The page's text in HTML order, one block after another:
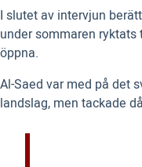
I slutet av intervjun
under sommaren
öppna.
Al-Saed var med på det
landslag, men tackade